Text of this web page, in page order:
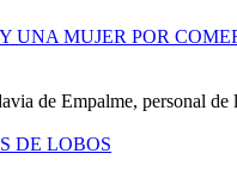
UNA MUJER POR
de Empalme, personal de
DE LOBOS